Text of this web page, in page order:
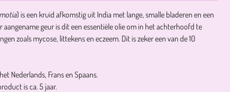
) is een kruid afkomstig uit India met lange, smalle bladeren en een
aangename geur is dit een essentiële olie om in het achterhoofd te
zoals mycose, littekens en eczeem. Dit is zeker een van de 10
Nederlands, Frans en Spaans.
is ca. 5 jaar.